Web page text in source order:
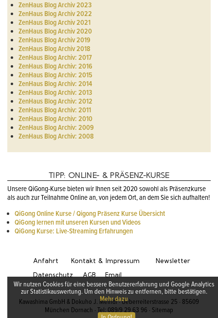
ZenHaus Blog Archiv 2023
ZenHaus Blog Archiv 2022
ZenHaus Blog Archiv 2021
ZenHaus Blog Archiv 2020
ZenHaus Blog Archiv 2019
ZenHaus Blog Archiv 2018
ZenHaus Blog Archiv: 2017
ZenHaus Blog Archiv: 2016
ZenHaus Blog Archiv: 2015
ZenHaus Blog Archiv: 2014
ZenHaus Blog Archiv: 2013
ZenHaus Blog Archiv: 2012
ZenHaus Blog Archiv: 2011
ZenHaus Blog Archiv: 2010
ZenHaus Blog Archiv: 2009
ZenHaus Blog Archiv: 2008
TIPP: ONLINE- & PRÄSENZ-KURSE
Unsere QiGong-Kurse bieten wir Ihnen seit 2020 sowohl als Präsenzkurse
als auch zur Teilnahme Online an, von jedem Ort, an dem Sie sich aufhalten!
QiGong Online Kurse / Qigong Präsenz Kurse Übersicht
QiGong lernen mit unseren Kursen und Videos
QiGong Kurse: Live-Streaming Erfahrungen
Anfahrt Kontakt & Impressum
Newsletter
Datenschutz
AGB Email
Kawashima GmbH & Dokuho J. Meindl · Ueberreiterstrasse 25 · 85609
München Dornach · Tel: 089/9 29 63 96 · Sitemap
Wir nutzen Cookies für eine bessere Benutzererfahrung und Google Analytics
zur Statistikauswertung. Um den Hinweis zu entfernen, bitte bestätigen.
Mehr dazu